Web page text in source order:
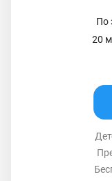
По
20